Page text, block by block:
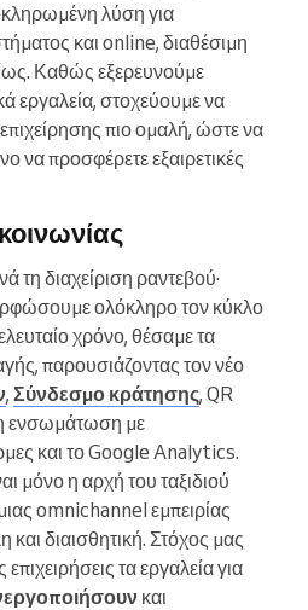
λύση για
και online, διαθέσιμη
Καθώς εξερευνούμε
εργαλεία, στοχεύουμε να
πιο ομαλή, ώστε να
να προσφέρετε εξαιρετικές
τη διαχείριση ραντεβού·
ολόκληρο τον κύκλο
χρόνο, θέσαμε τα
παρουσιάζοντας τον νέο
, Σύνδεσμο κράτησης, QR
ενσωμάτωση με
και το Google Analytics.
μόνο η αρχή του ταξιδιού
omnichannel εμπειρίας
και διαισθητική. Στόχος μας
τα εργαλεία για
και